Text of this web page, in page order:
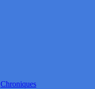
Chroniques